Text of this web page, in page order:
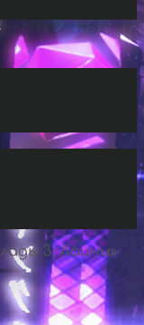
3. Афины»